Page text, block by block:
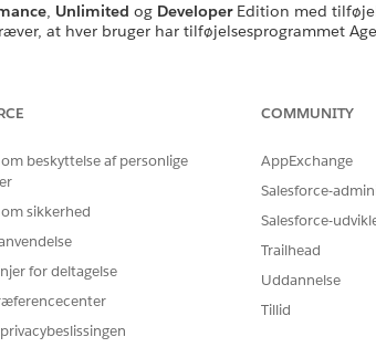
, Unlimited og DeveloperEdition med
at hver bruger har tilføjelsesprogrammet
Brug AI-
OG
OG
Bruger af
beskyttelse af personlige
sikkerhed
for deltagelse
COMMUNITY
AppExchange
Salesforce-
Salesforce-
Trailhead
Uddannelse
Tillid